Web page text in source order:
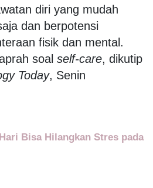
diri yang mudah
dan berpotensi
fisik dan mental.
soal self-care, dikutip
Today, Senin
Bisa Hilangkan Stres pada